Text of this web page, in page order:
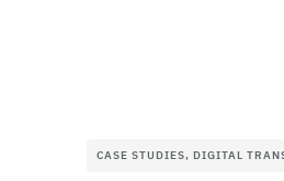
CASE STUDIES, DIGITAL